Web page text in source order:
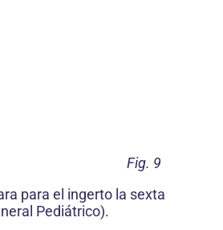
Fig. 9
para el ingerto la sexta
Pediátrico).